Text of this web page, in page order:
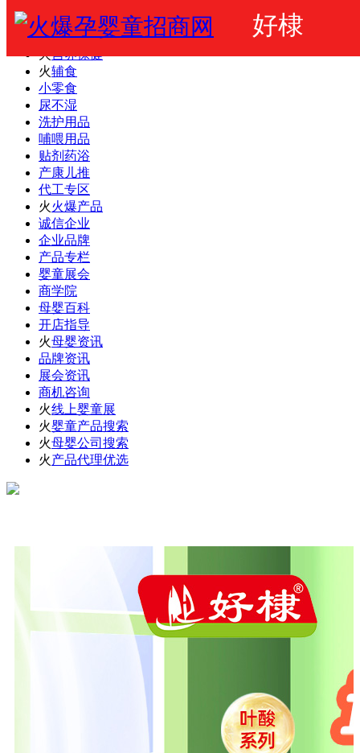
好棣
火爆婴童网
婴幼儿奶粉
火营养保健
火辅食
小零食
尿不湿
洗护用品
哺喂用品
贴剂药浴
产康儿推
代工专区
火火爆产品
诚信企业
企业品牌
产品专栏
婴童展会
商学院
母婴百科
开店指导
火母婴资讯
品牌资讯
展会资讯
商机咨询
火线上婴童展
火婴童产品搜索
火母婴公司搜索
火产品代理优选